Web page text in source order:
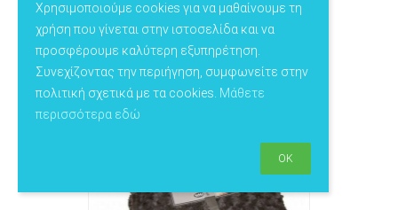
Χρησιμοποιούμε cookies για να μαθαίνουμε τη
χρήση που γίνεται στην ιστοσελίδα και να
προσφέρουμε καλύτερη εξυπηρέτηση.
Συνεχίζοντας την περιήγηση, συμφωνείτε στην
πολιτική σχετικά με τα cookies. Μάθετε
περισσότερα εδώ
OK